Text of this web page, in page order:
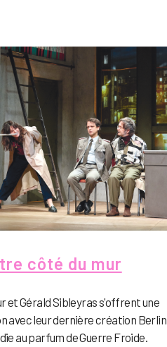
côté du mur
et Gérald Sibleyras s'offrent une
avec leur dernière création Berlin
au parfum de Guerre Froide.